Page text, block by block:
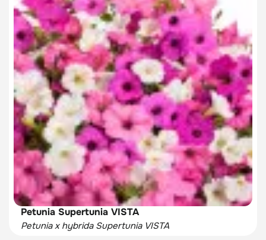
Petunia Supertunia VISTA
Petunia x hybrida Supertunia VISTA